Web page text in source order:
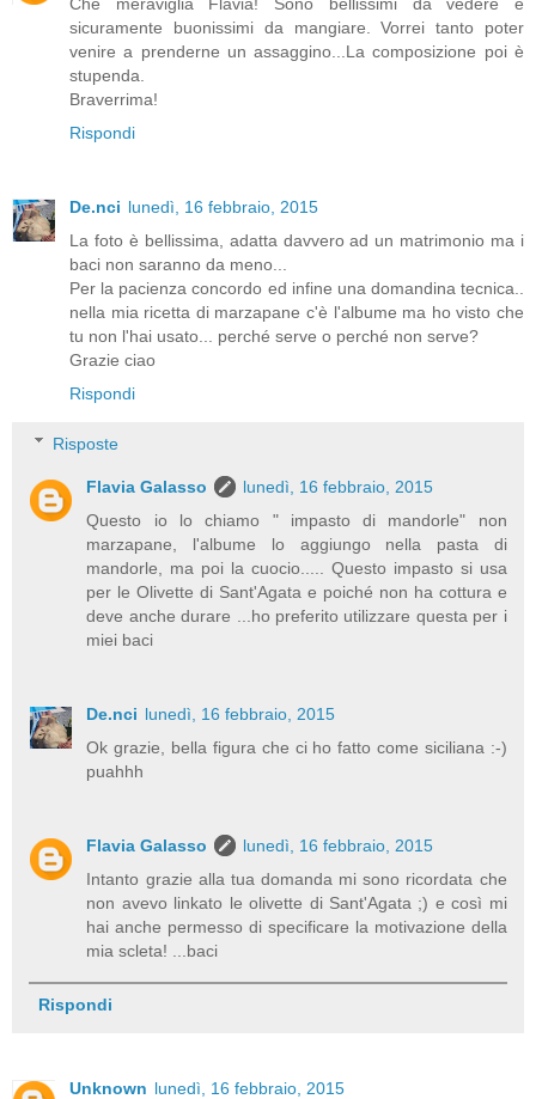
sicuramente buonissimi da mangiare. Vorrei tanto poter
venire a prenderne un assaggino...La composizione poi è
stupenda.
Braverrima!
Rispondi
De.nci lunedì, 16 febbraio, 2015
La foto è bellissima, adatta davvero ad un matrimonio ma i
baci non saranno da meno...
Per la pacienza concordo ed infine una domandina tecnica..
nella mia ricetta di marzapane c'è l'albume ma ho visto che
tu non l'hai usato... perché serve o perché non serve?
Grazie ciao
Rispondi
Risposte
Flavia Galasso
lunedì, 16 febbraio, 2015
Questo io lo chiamo " impasto di mandorle" non
marzapane, l'albume lo aggiungo nella pasta di
mandorle, ma poi la cuocio..... Questo impasto si usa
per le Olivette di Sant'Agata e poiché non ha cottura e
deve anche durare ...ho preferito utilizzare questa per i
miei baci
De.nci lunedì, 16 febbraio, 2015
Ok grazie, bella figura che ci ho fatto come siciliana :-)
puahhh
Flavia Galasso
lunedì, 16 febbraio, 2015
Intanto grazie alla tua domanda mi sono ricordata che
non avevo linkato le olivette di Sant'Agata ;) e così mi
hai anche permesso di specificare la motivazione della
mia scleta! ...baci
Rispondi
Unknown lunedì, 16 febbraio, 2015